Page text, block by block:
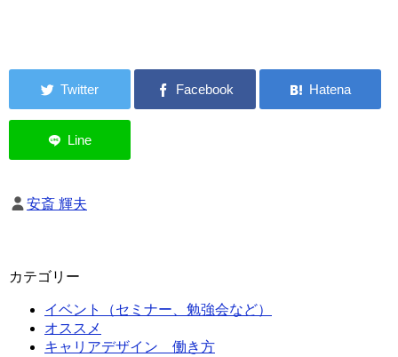
安斎 輝夫
カテゴリー
イベント（セミナー、勉強会など）
オススメ
キャリアデザイン 働き方